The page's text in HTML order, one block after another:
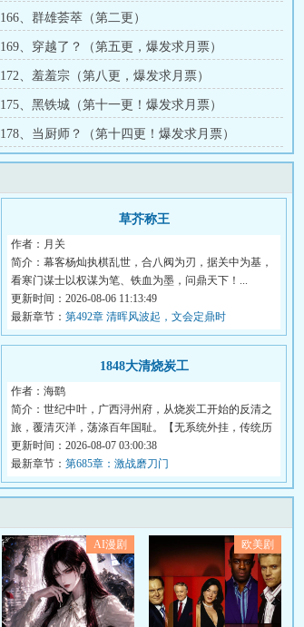
166、群雄荟萃（第二更）
169、穿越了？（第五更，爆发求月票）
172、羞羞宗（第八更，爆发求月票）
175、黑铁城（第十一更！爆发求月票）
178、当厨师？（第十四更！爆发求月票）
草芥称王
作者：月关
简介：幕客杨灿执棋乱世，合八阀为刃，据关中为基，
看寒门谋士以权谋为笔、铁血为墨，问鼎天下！...
更新时间：2026-08-06 11:13:49
最新章节： 第492章 清晖风波起，文会定鼎时
1848大清烧炭工
作者：海鹞
简介：世纪中叶，广西浔州府，从烧炭工开始的反清之
旅，覆清灭洋，荡涤百年国耻。【无系统外挂，传统历
史...
更新时间：2026-08-07 03:00:38
最新章节： 第685章：激战磨刀门
AI漫剧 欧美剧